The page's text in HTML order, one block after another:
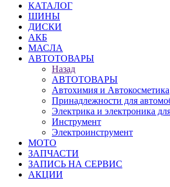
КАТАЛОГ
ШИНЫ
ДИСКИ
АКБ
МАСЛА
АВТОТОВАРЫ
Назад
АВТОТОВАРЫ
Автохимия и Автокосметика
Принадлежности для
Электрика и электроника
Инструмент
Электроинструмент
МОТО
ЗАПЧАСТИ
ЗАПИСЬ НА СЕРВИС
АКЦИИ